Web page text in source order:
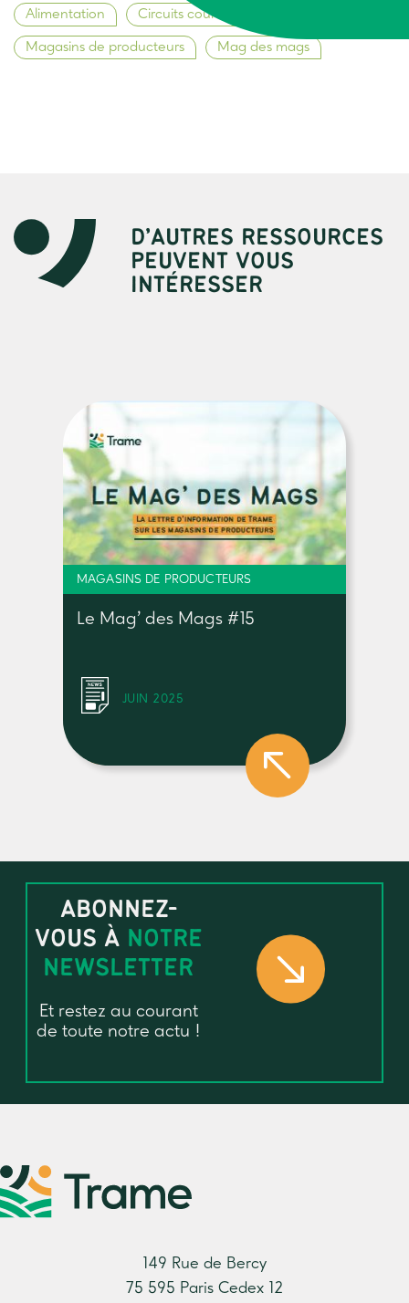
Alimentation Circuits courts et territoires
Magasins de producteurs Mag des mags
D’AUTRES RESSOURCES
PEUVENT VOUS
INTÉRESSER
MAGASINS DE PRODUCTEURS
Le Mag’ des Mags #15
JUIN 2025
ABONNEZ-
VOUS À NOTRE
NEWSLETTER
Et restez au courant
de toute notre actu !
149 Rue de Bercy
75 595 Paris Cedex 12